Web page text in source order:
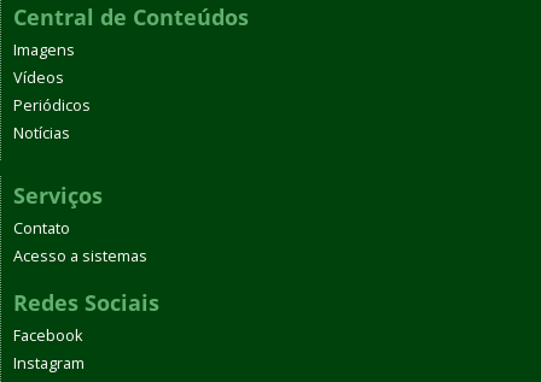
Central de Conteúdos
Imagens
Vídeos
Periódicos
Notícias
Serviços
Contato
Acesso a sistemas
Redes Sociais
Facebook
Instagram